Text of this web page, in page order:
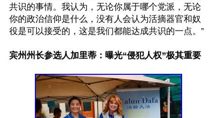
共识的事情。我认为，无论你属于哪个党派，无论
你的政治信仰是什么，没有人会认为活摘器官和奴
役是可以接受的，这是我们都能达成共识的一点。”
宾州州长参选人加里蒂：曝光“侵犯人权”极其重要